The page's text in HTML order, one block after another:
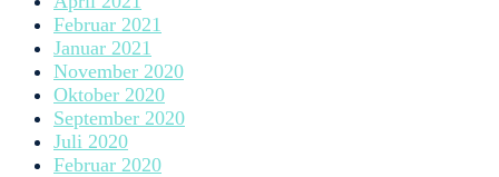
Februar 2021
Januar 2021
November 2020
Oktober 2020
September 2020
Juli 2020
Februar 2020